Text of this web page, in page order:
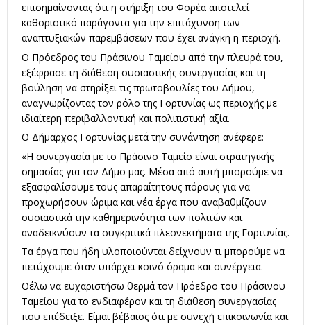
επισημαίνοντας ότι η στήριξη του Φορέα αποτελεί
καθοριστικό παράγοντα για την επιτάχυνση των
αναπτυξιακών παρεμβάσεων που έχει ανάγκη η περιοχή.
Ο Πρόεδρος του Πράσινου Ταμείου από την πλευρά του,
εξέφρασε τη διάθεση ουσιαστικής συνεργασίας και τη
βούληση να στηρίξει τις πρωτοβουλίες του Δήμου,
αναγνωρίζοντας τον ρόλο της Γορτυνίας ως περιοχής με
ιδιαίτερη περιβαλλοντική και πολιτιστική αξία.
Ο Δήμαρχος Γορτυνίας μετά την συνάντηση ανέφερε:
«Η συνεργασία με το Πράσινο Ταμείο είναι στρατηγικής
σημασίας για τον Δήμο μας. Μέσα από αυτή μπορούμε να
εξασφαλίσουμε τους απαραίτητους πόρους για να
προχωρήσουν ώριμα και νέα έργα που αναβαθμίζουν
ουσιαστικά την καθημερινότητα των πολιτών και
αναδεικνύουν τα συγκριτικά πλεονεκτήματα της Γορτυνίας.
Τα έργα που ήδη υλοποιούνται δείχνουν τι μπορούμε να
πετύχουμε όταν υπάρχει κοινό όραμα και συνέργεια.
Θέλω να ευχαριστήσω θερμά τον Πρόεδρο του Πράσινου
Ταμείου για το ενδιαφέρον και τη διάθεση συνεργασίας
που επέδειξε. Είμαι βέβαιος ότι με συνεχή επικοινωνία και